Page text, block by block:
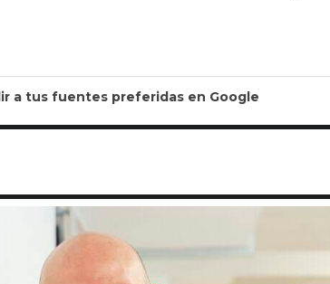
a tus fuentes preferidas en Google